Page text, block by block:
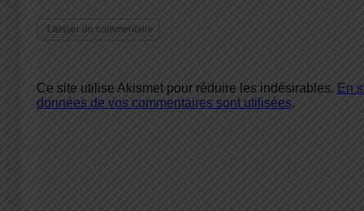
Ce site utilise Akismet pour réduire les indésirables. En
données de vos commentaires sont utilisées.